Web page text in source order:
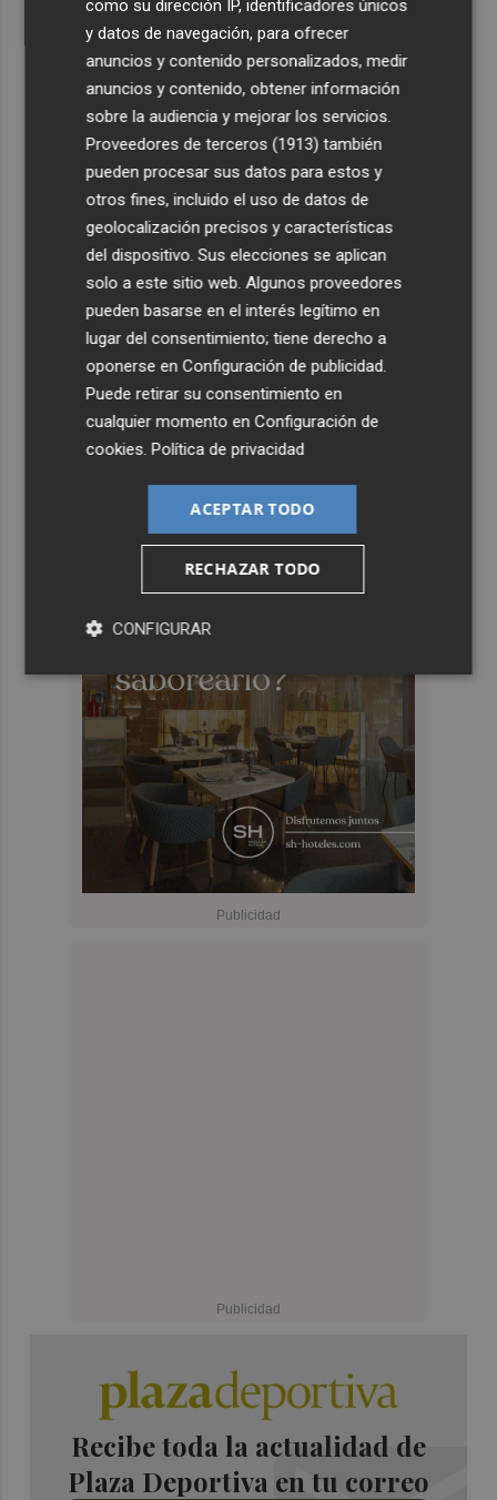
Recibe toda la actualidad de
Plaza Deportiva en tu correo
como su dirección IP, identificadores únicos
y datos de navegación, para ofrecer
anuncios y contenido personalizados, medir
anuncios y contenido, obtener información
sobre la audiencia y mejorar los servicios.
Proveedores de terceros (1913) también
pueden procesar sus datos para estos y
otros fines, incluido el uso de datos de
geolocalización precisos y características
del dispositivo. Sus elecciones se aplican
solo a este sitio web. Algunos proveedores
pueden basarse en el interés legítimo en
lugar del consentimiento; tiene derecho a
oponerse enConfiguración de publicidad
Puede retirar su consentimiento en
cualquier momento enConfiguración de
cookies .Política de privacidad
ACEPTAR TODO
RECHAZAR TODO
CONFIGURAR